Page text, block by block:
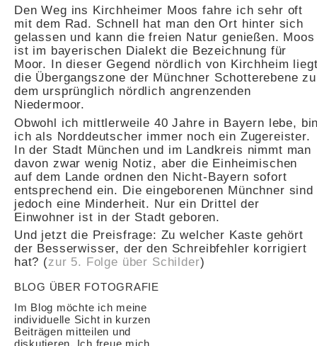
Den Weg ins Kirchheimer Moos fahre ich sehr oft
mit dem Rad. Schnell hat man den Ort hinter sich
gelassen und kann die freien Natur genießen. Moos
ist im bayerischen Dialekt die Bezeichnung für
Moor. In dieser Gegend nördlich von Kirchheim
die Übergangszone der Münchner Schotterebene zu
dem ursprünglich nördlich angrenzenden
Niedermoor.
Obwohl ich mittlerweile 40 Jahre in Bayern lebe,
ich als Norddeutscher immer noch ein Zugereister.
In der Stadt München und im Landkreis nimmt man
davon zwar wenig Notiz, aber die Einheimischen
auf dem Lande ordnen den Nicht-Bayern sofort
entsprechend ein. Die eingeborenen Münchner sind
jedoch eine Minderheit. Nur ein Drittel der
Einwohner ist in der Stadt geboren.
Und jetzt die Preisfrage: Zu welcher Kaste gehört
der Besserwisser, der den Schreibfehler korrigiert
hat? (zur 5. Folge über Schilder)
BLOG ÜBER FOTOGRAFIE
Im Blog möchte ich meine
individuelle Sicht in kurzen
Beiträgen mitteilen und
diskutieren. Ich freue mich